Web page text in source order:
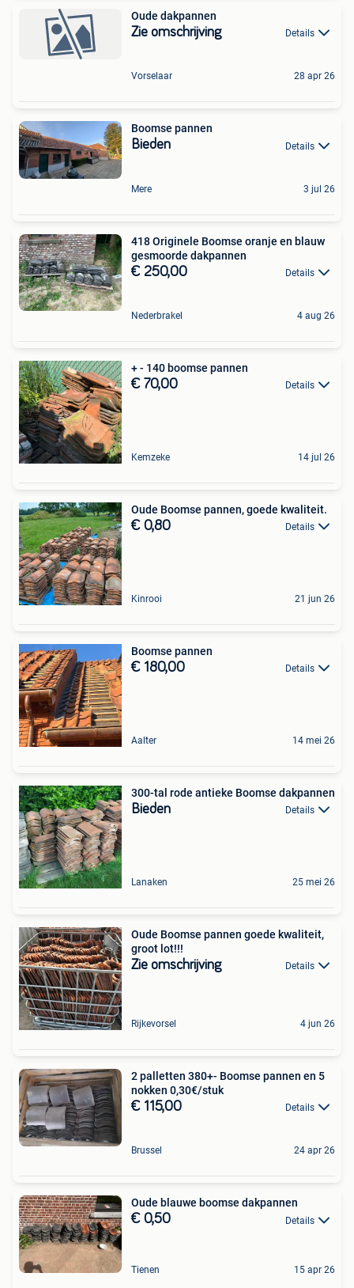
Oude dakpannen
Zie omschrijving Details
Vorselaar 28 apr 26
Boomse pannen
Bieden Details
Mere 3 jul 26
418 Originele Boomse oranje en blauw
gesmoorde dakpannen
€ 250,00 Details
Nederbrakel 4 aug 26
+ - 140 boomse pannen
€ 70,00 Details
Kemzeke 14 jul 26
Oude Boomse pannen, goede kwaliteit.
€ 0,80 Details
Kinrooi 21 jun 26
Boomse pannen
€ 180,00 Details
Aalter 14 mei 26
300-tal rode antieke Boomse dakpannen
Bieden Details
Lanaken 25 mei 26
Oude Boomse pannen goede kwaliteit,
groot lot!!!
Zie omschrijving Details
Rijkevorsel 4 jun 26
2 palletten 380+- Boomse pannen en 5
nokken 0,30€/stuk
€ 115,00 Details
Brussel 24 apr 26
Oude blauwe boomse dakpannen
€ 0,50 Details
Tienen 15 apr 26